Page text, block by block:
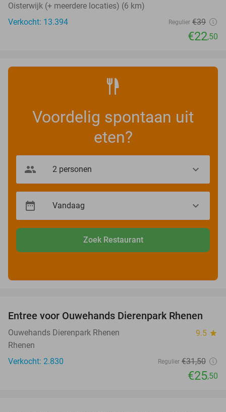
Oisterwijk (+ meerdere locaties) (6 km)
Verkocht: 13.394
Regulier €39
€22,50
Voordelig spontaan uit
eten?
Zoek Restaurant
19%
Entree voor Ouwehands Dierenpark Rhenen
Ouwehands Dierenpark Rhenen 9.5 star
Rhenen
Verkocht: 2.830
Regulier €31,50
€25,50